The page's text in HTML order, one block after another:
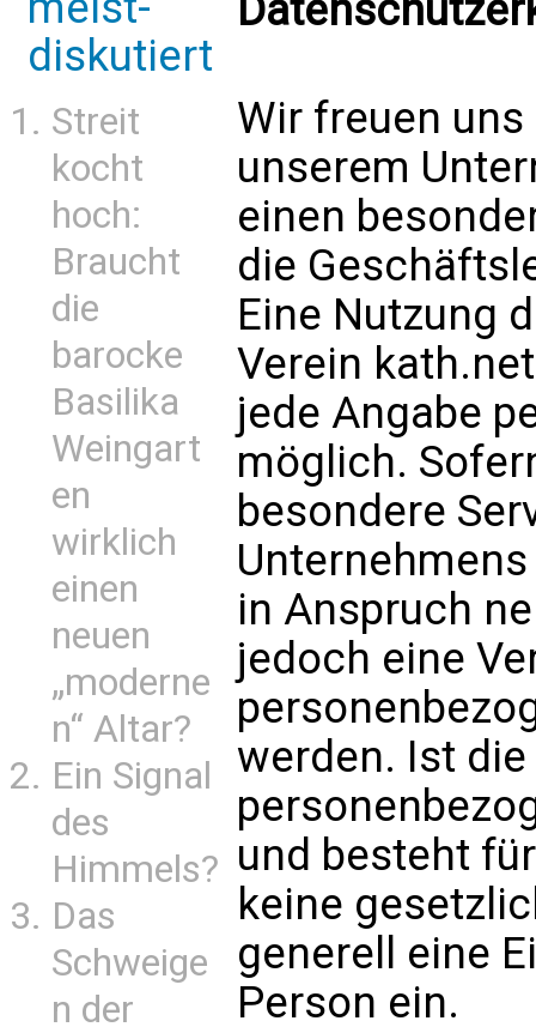
diskutiert
Streit
kocht
hoch:
Braucht
die
barocke
Basilika
Weingart
en
wirklich
einen
neuen
„moderne
n“ Altar?
Ein Signal
des
Himmels?
Das
Schweige
n der
Wir freuen
unserem
einen
die
Eine Nutzung
Verein
jede Angabe
möglich.
besondere
in Anspruch
jedoch eine
werden. Ist
und besteht
keine
generell eine
Person ein.